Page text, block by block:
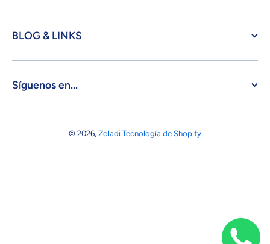
BLOG & LINKS
Síguenos en...
© 2026,Zoladi Tecnología de Shopify